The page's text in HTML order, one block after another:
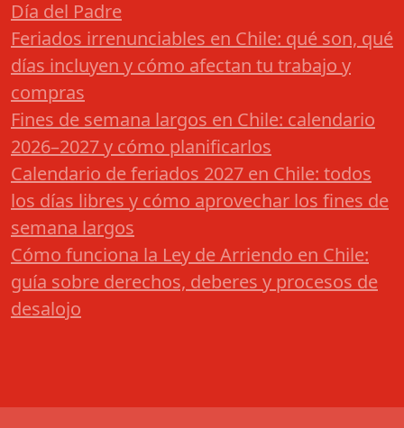
Día del Padre
Feriados irrenunciables en Chile: qué son, qué
días incluyen y cómo afectan tu trabajo y
compras
Fines de semana largos en Chile: calendario
2026–2027 y cómo planificarlos
Calendario de feriados 2027 en Chile: todos
los días libres y cómo aprovechar los fines de
semana largos
Cómo funciona la Ley de Arriendo en Chile:
guía sobre derechos, deberes y procesos de
desalojo